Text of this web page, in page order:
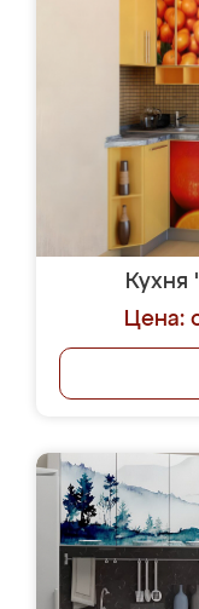
Кухня
Цена: